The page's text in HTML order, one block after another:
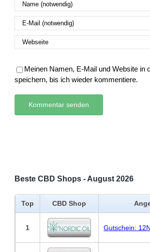
Meinen Namen, E-Mail und Website in
speichern, bis ich wieder kommentiere.
Beste CBD Shops - August 2026
Top CBD Shop
1 Gutschein: